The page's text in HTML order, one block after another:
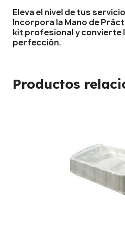
Eleva el nivel de tus
Incorpora la Mano de
kit profesional y convierte
perfección.
Productos